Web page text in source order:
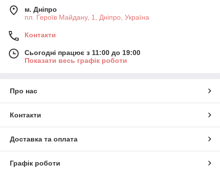
м. Дніпро
пл. Героїв Майдану, 1, Дніпро, Україна
Контакти
Сьогодні працює з 11:00 до 19:00
Показати весь графік роботи
Про нас
Контакти
Доставка та оплата
Графік роботи